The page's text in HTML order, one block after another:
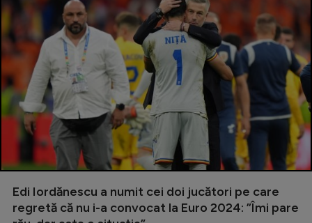
Edi Iordănescu a numit cei doi jucători pe care
regretă că nu i-a convocat la Euro 2024: ”Îmi pare